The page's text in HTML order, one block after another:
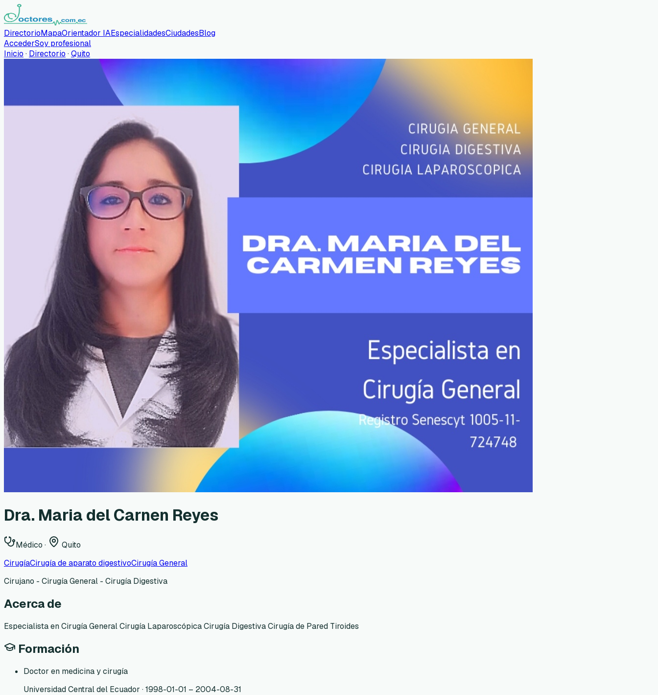
DirectorioMapaOrientador IAEspecialidadesCiudadesBlog
AccederSoy profesional
Inicio · Directorio ·Quito
Dra. Maria del Carnen Reyes
Médico ·
Quito
CirugíaCirugía de aparato digestivoCirugía General
Cirujano - Cirugía General - Cirugía Digestiva
Acerca de
Especialista en Cirugía General Cirugía Laparoscópica Cirugía Digestiva Cirugía de Pared Tiroides
Formación
Doctor en medicina y cirugía
Universidad Central del Ecuador · 1998-01-01 – 2004-08-31